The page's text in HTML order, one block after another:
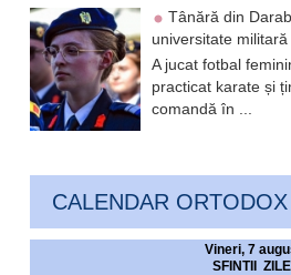
Tânără din
universitate militară
A jucat fotbal
practicat karate și
comandă în ...
CALENDAR ORTODOX
Vineri, 7
SFINTII ZILEI